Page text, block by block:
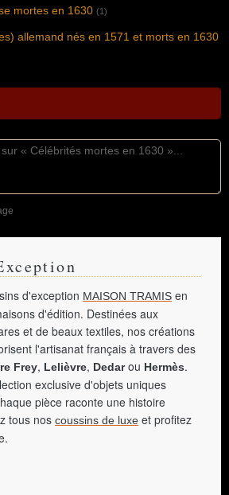
mortes en 1630 (1)
allemand nés en 1571 et morts en 1630
d'exception MAISON TRAMIS en
d'édition. Destinées aux
et de beaux textiles, nos créations
l'artisanat français à travers des
Frey, Lelièvre, Dedarou Hermès.
exclusive d'objets uniques
pièce raconte une histoire
tous nos coussins de luxe et profitez